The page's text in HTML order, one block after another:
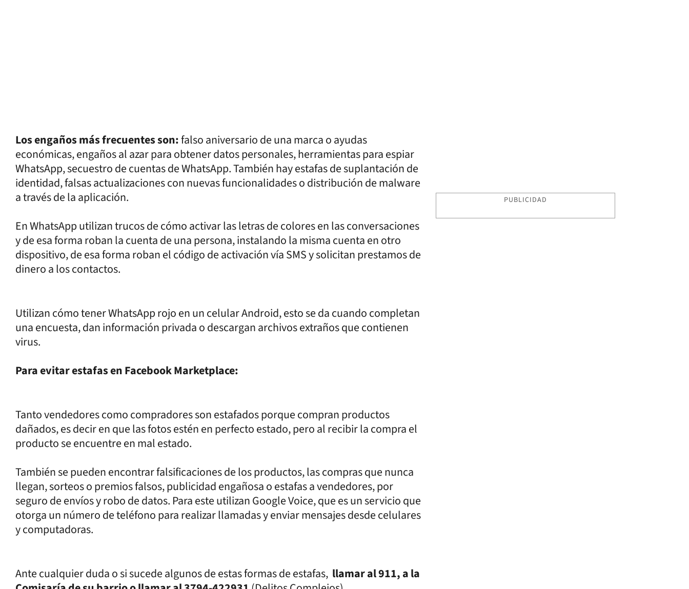
Los engaños más frecuentes son:falso aniversario de una marca o ayudas
económicas, engaños al azar para obtener datos personales, herramientas para espiar
WhatsApp, secuestro de cuentas de WhatsApp. También hay estafas de suplantación de
identidad, falsas actualizaciones con nuevas funcionalidades o distribución de malware
a través de la aplicación.
En WhatsApp utilizan trucos de cómo activar las letras de colores en las conversaciones
y de esa forma roban la cuenta de una persona, instalando la misma cuenta en otro
dispositivo, de esa forma roban el código de activación vía SMS y solicitan prestamos de
dinero a los contactos.
Utilizan cómo tener WhatsApp rojo en un celular Android, esto se da cuando completan
una encuesta, dan información privada o descargan archivos extraños que contienen
virus.
Para evitar estafas en Facebook Marketplace:
Tanto vendedores como compradores son estafados porque compran productos
dañados, es decir en que las fotos estén en perfecto estado, pero al recibir la compra el
producto se encuentre en mal estado.
También se pueden encontrar falsificaciones de los productos, las compras que nunca
llegan, sorteos o premios falsos, publicidad engañosa o estafas a vendedores, por
seguro de envíos y robo de datos. Para este utilizan Google Voice, que es un servicio que
otorga un número de teléfono para realizar llamadas y enviar mensajes desde celulares
y computadoras.
Ante cualquier duda o si sucede algunos de estas formas de estafas, llamar al 911, a la
PUBLICIDAD